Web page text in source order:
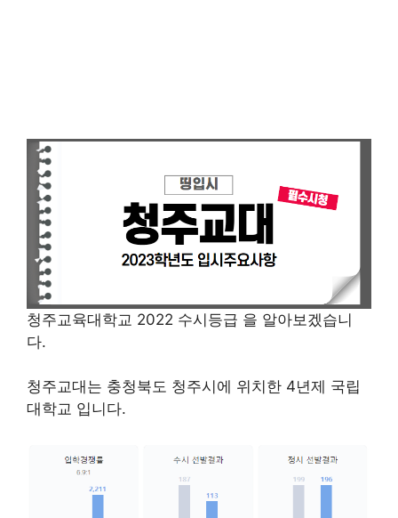
청주교육대학교 2022 수시등급 을 알아보겠습니
다.
청주교대는 충청북도 청주시에 위치한 4년제 국립
대학교 입니다.